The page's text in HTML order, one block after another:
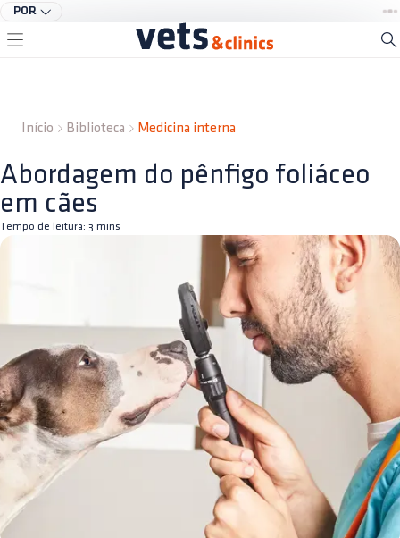
POR
Início Biblioteca Medicina interna
Abordagem do pênfigo foliáceo
em cães
Tempo de leitura: 3 mins